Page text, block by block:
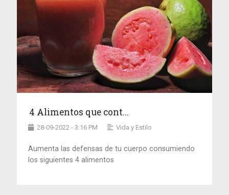
4 Alimentos que cont...
28-09-2022 - 3:16 PM Vida y Estilo
Aumenta las defensas de tu cuerpo consumiendo
los siguientes 4 alimentos